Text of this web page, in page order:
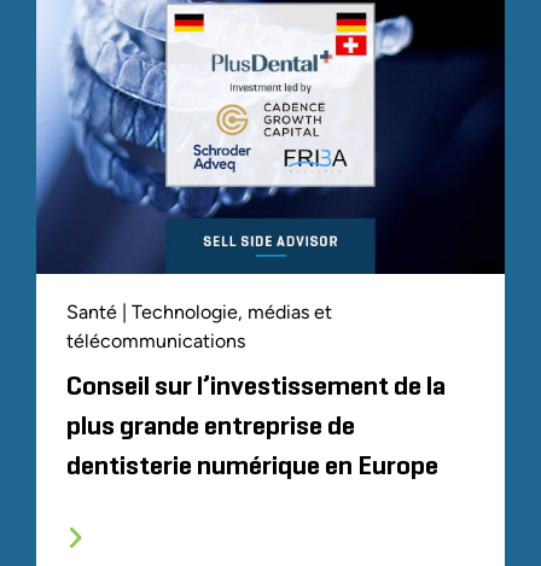
Santé | Technologie, médias et
télécommunications
Conseil sur l’investissement de la
plus grande entreprise de
dentisterie numérique en Europe